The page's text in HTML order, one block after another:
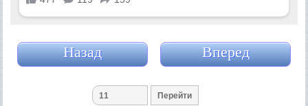
Назад Вперед